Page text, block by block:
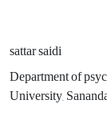
sattar saidi
Department of
University,